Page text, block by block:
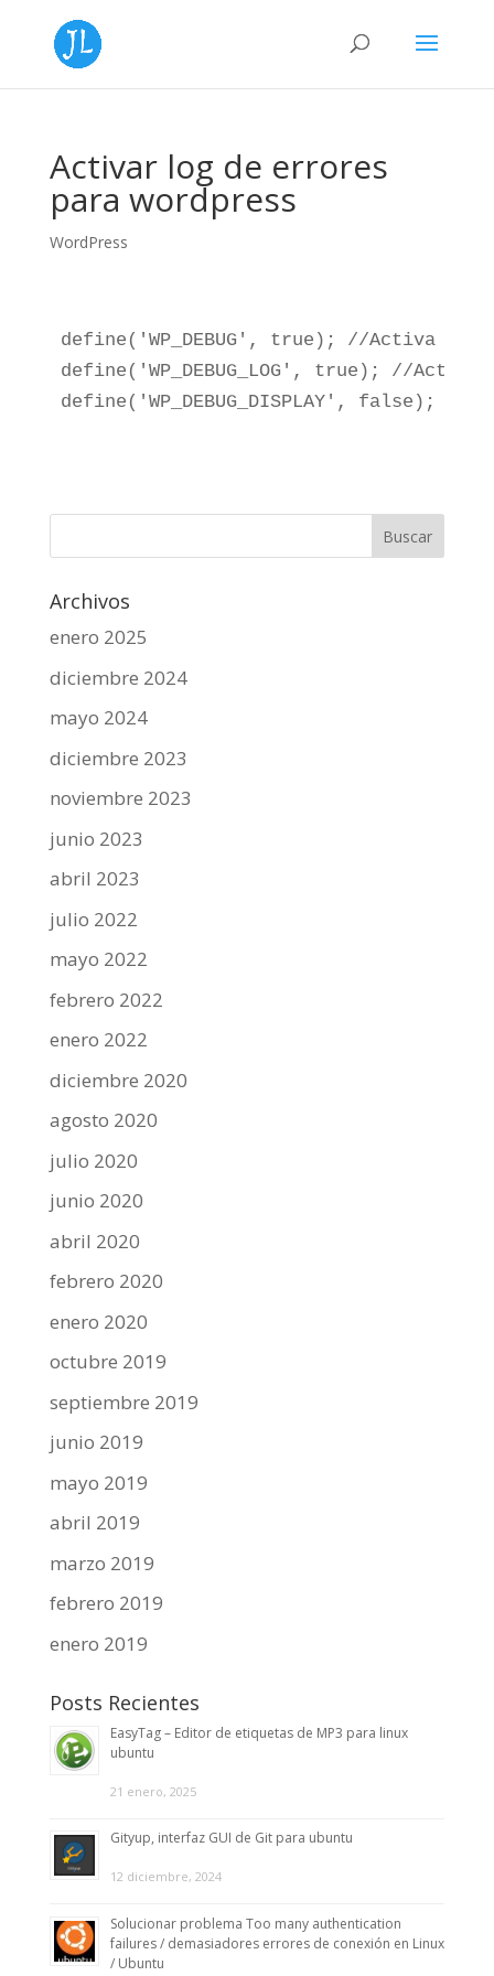
Activar log de errores
para wordpress
WordPress
define('WP_DEBUG', true); //Activa el
define('WP_DEBUG_LOG', true); //
define('WP_DEBUG_DISPLAY', false); //
Archivos
enero 2025
diciembre 2024
mayo 2024
diciembre 2023
noviembre 2023
junio 2023
abril 2023
julio 2022
mayo 2022
febrero 2022
enero 2022
diciembre 2020
agosto 2020
julio 2020
junio 2020
abril 2020
febrero 2020
enero 2020
octubre 2019
septiembre 2019
junio 2019
mayo 2019
abril 2019
marzo 2019
febrero 2019
enero 2019
Posts Recientes
EasyTag – Editor de etiquetas de MP3 para linux
ubuntu
21 enero, 2025
Gityup, interfaz GUI de Git para ubuntu
12 diciembre, 2024
Solucionar problema Too many authentication
failures / demasiadores errores de conexión en Linux
/ Ubuntu